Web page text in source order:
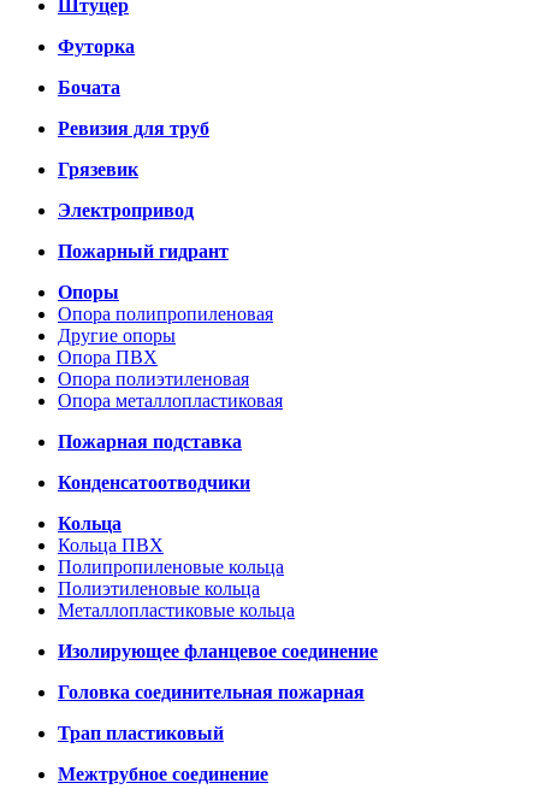
Штуцер
Футорка
Бочата
Ревизия для труб
Грязевик
Электропривод
Пожарный гидрант
Опоры
Опора полипропиленовая
Другие опоры
Опора ПВХ
Опора полиэтиленовая
Опора металлопластиковая
Пожарная подставка
Конденсатоотводчики
Кольца
Кольца ПВХ
Полипропиленовые кольца
Полиэтиленовые кольца
Металлопластиковые кольца
Изолирующее фланцевое соединение
Головка соединительная пожарная
Трап пластиковый
Межтрубное соединение